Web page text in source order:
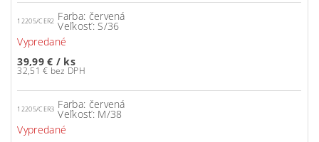
12205/CER2 Farba: červená
Veľkosť: S/36
Vypredané
39,99 € / ks
32,51 € bez DPH
12205/CER3 Farba: červená
Veľkosť: M/38
Vypredané